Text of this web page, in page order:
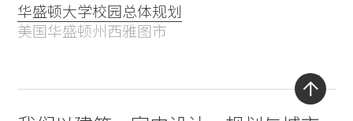
华盛顿大学校园总体规划
美国华盛顿州西雅图市
Back